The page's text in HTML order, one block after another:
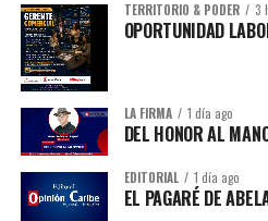
TERRITORIO & PODER 3
OPORTUNIDAD
LA FIRMA 1 día ago
DEL HONOR AL
EDITORIAL 1 día ago
EL PAGARÉ DE